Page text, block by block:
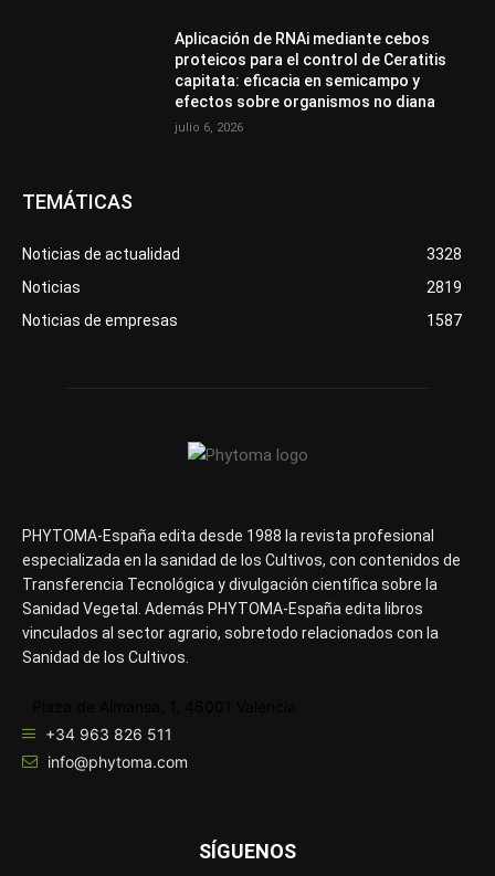
Aplicación de RNAi mediante cebos
proteicos para el control de Ceratitis
capitata: eficacia en semicampo y
efectos sobre organismos no diana
julio 6, 2026
TEMÁTICAS
Noticias de actualidad
3328
Noticias
2819
Noticias de empresas
1587
PHYTOMA-España edita desde 1988 la revista profesional
especializada en la sanidad de los Cultivos, con contenidos de
Transferencia Tecnológica y divulgación científica sobre la
Sanidad Vegetal. Además PHYTOMA-España edita libros
vinculados al sector agrario, sobretodo relacionados con la
Sanidad de los Cultivos.
+34 963 826 511
info@phytoma.com
SÍGUENOS